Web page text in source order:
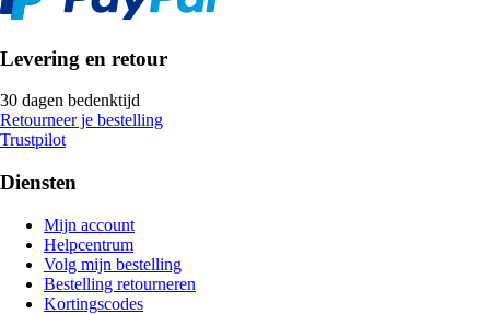
Levering en retour
30 dagen bedenktijd
Retourneer je bestelling
Trustpilot
Diensten
Mijn account
Helpcentrum
Volg mijn bestelling
Bestelling retourneren
Kortingscodes